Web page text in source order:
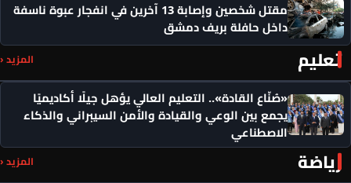
مقتل شخصين وإصابة 13 آخرين في انفجار عبوة ناسفة
داخل حافلة بريف دمشق
تعليم المزيد ‹
«صُنّاع القادة».. التعليم العالي يؤهل جيلًا أكاديميًا
يجمع بين الوعي والقيادة والأمن السيبراني والذكاء
الاصطناعي
رياضة المزيد ‹